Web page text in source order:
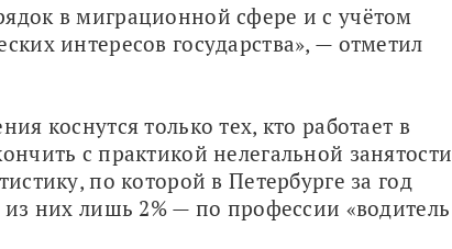
в миграционной сфере и с учётом
интересов государства», — отметил
коснутся только тех, кто работает в
с практикой нелегальной занятости
по которой в Петербурге за год
них лишь 2% — по профессии «водитель